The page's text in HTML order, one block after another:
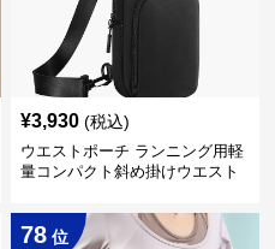
¥3,930 (税込)
ウエストポーチ ランニング用軽
量コンパクト斜め掛けウエスト
78 位